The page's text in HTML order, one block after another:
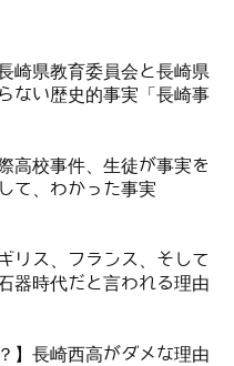
崎県教育委員会と長崎県
ない歴史的事実「長崎事
高校事件、生徒が事実を
て、わかった事実
リス、フランス、そして
器時代だと言われる理由
】長崎西高がダメな理由